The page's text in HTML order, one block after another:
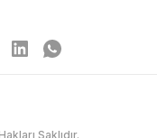
Saklıdır.